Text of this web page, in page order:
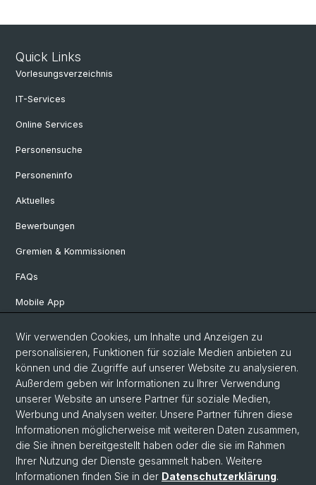
Quick Links
Vorlesungsverzeichnis
IT-Services
Online Services
Personensuche
Personeninfo
Aktuelles
Bewerbungen
Gremien & Kommissionen
FAQs
Mobile App
Departement Geschichte
Departement Gesellschaftswissenschaften
Departement Künste, Medien, Philosophie
Departement Sprach- und Literaturwissenschaften
© Universität Basel
Wir verwenden Cookies, um Inhalte und Anzeigen zu
personalisieren, Funktionen für soziale Medien anbieten zu
können und die Zugriffe auf unserer Website zu analysieren.
Außerdem geben wir Informationen zu Ihrer Verwendung
unserer Website an unsere Partner für soziale Medien,
Werbung und Analysen weiter. Unsere Partner führen diese
Informationen möglicherweise mit weiteren Daten zusammen,
die Sie ihnen bereitgestellt haben oder die sie im Rahmen
Ihrer Nutzung der Dienste gesammelt haben. Weitere
Informationen finden Sie in der Datenschutzerklärung.